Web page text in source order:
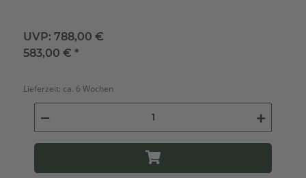
UVP: 788,00 €
583,00 €*
Lieferzeit: ca. 6 Wochen